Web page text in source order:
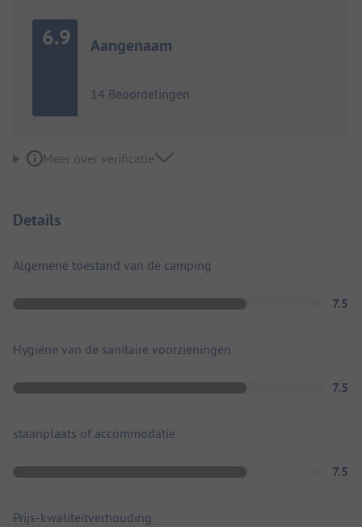
6.9 Aangenaam
14 Beoordelingen
Meer over verificatie
Details
Algemene toestand van de camping
7.5
Hygiëne van de sanitaire voorzieningen
7.5
staanplaats of accommodatie
7.5
Prijs-kwaliteitverhouding